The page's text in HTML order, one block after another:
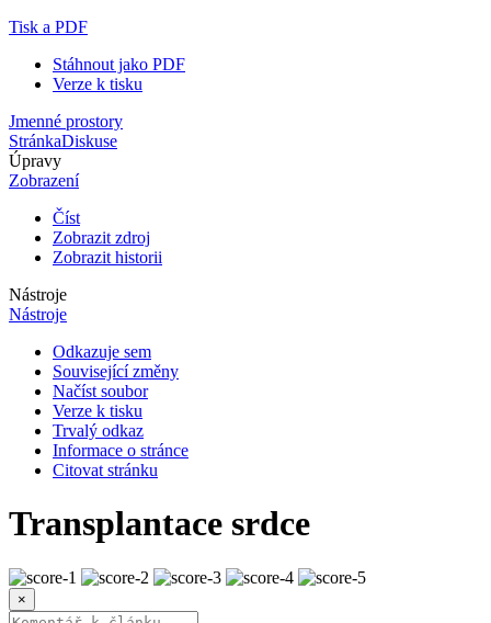
Tisk a PDF
Stáhnout jako PDF
Verze k tisku
Jmenné prostory
StránkaDiskuse
Úpravy
Zobrazení
Číst
Zobrazit zdroj
Zobrazit historii
Nástroje
Nástroje
Odkazuje sem
Související změny
Načíst soubor
Verze k tisku
Trvalý odkaz
Informace o stránce
Citovat stránku
Transplantace srdce
×